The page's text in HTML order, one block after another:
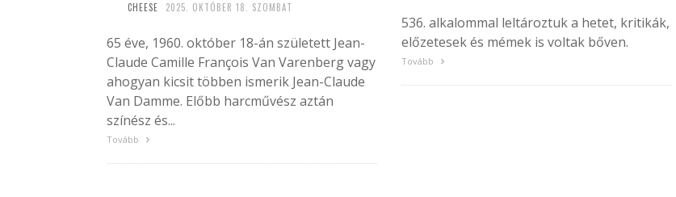
CHEESE 2025. OKTÓBER 18. SZOMBAT
65 éve, 1960. október 18-án született Jean-
Claude Camille François Van Varenberg vagy
ahogyan kicsit többen ismerik Jean-Claude
Van Damme. Előbb harcművész aztán
színész és...
Tovább
536. alkalommal leltároztuk a hetet, kritikák,
előzetesek és mémek is voltak bőven.
Tovább